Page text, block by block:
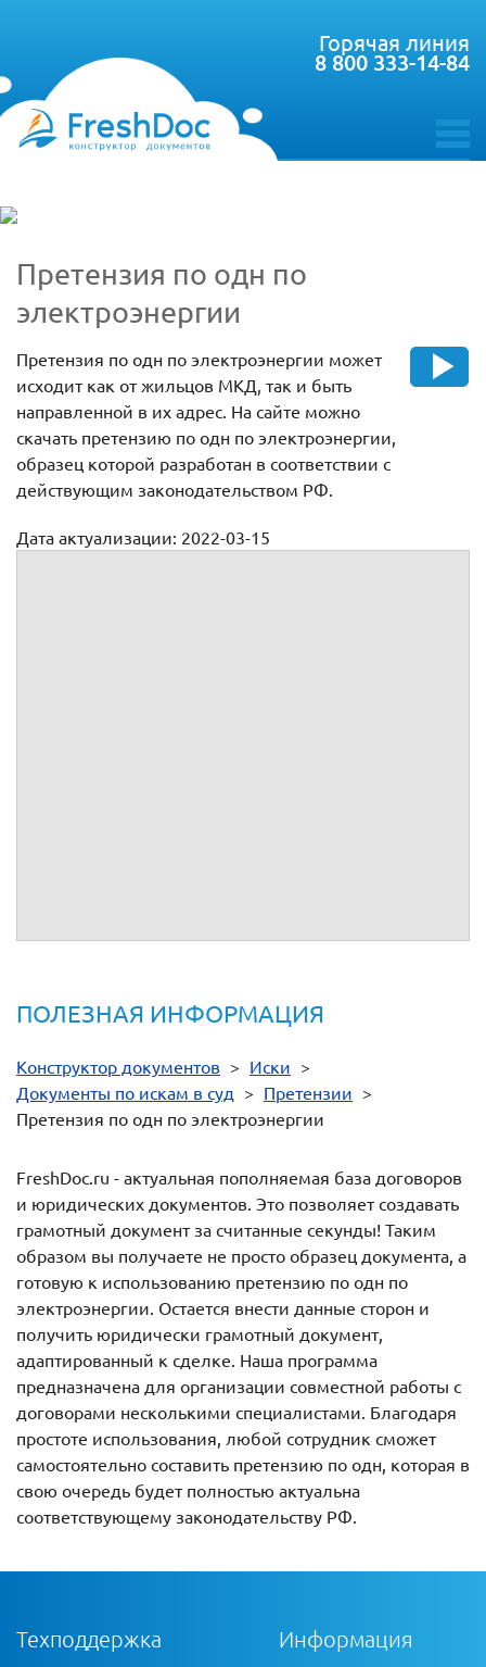
toggle
Горячая линия
8 800 333-14-84
Претензия по одн по
электроэнергии
Претензия по одн по электроэнергии может
исходит как от жильцов МКД, так и быть
направленной в их адрес. На сайте можно
скачать претензию по одн по электроэнергии,
образец которой разработан в соответствии с
действующим законодательством РФ.
Дата актуализации: 2022-03-15
ПОЛЕЗНАЯ ИНФОРМАЦИЯ
Конструктор документов > Иски >
Документы по искам в суд > Претензии >
Претензия по одн по электроэнергии
FreshDoc.ru - актуальная пополняемая база договоров
и юридических документов. Это позволяет создавать
грамотный документ за считанные секунды! Таким
образом вы получаете не просто образец документа, а
готовую к использованию претензию по одн по
электроэнергии. Остается внести данные сторон и
получить юридически грамотный документ,
адаптированный к сделке. Наша программа
предназначена для организации совместной работы с
договорами несколькими специалистами. Благодаря
простоте использования, любой сотрудник сможет
самостоятельно составить претензию по одн, которая в
свою очередь будет полностью актуальна
соответствующему законодательству РФ.
Техподдержка Информация